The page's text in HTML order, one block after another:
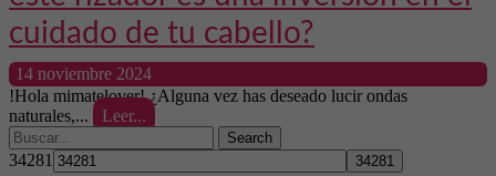
cuidado de tu cabello?
14 noviembre 2024
!Hola mimatelover! ¿Alguna vez has deseado lucir ondas
naturales,...
Leer...
Search
34281